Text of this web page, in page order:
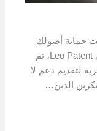
حماية أصولك
الفكرية أكثر أهمية من أي وقت مضى. في Leo Patent، تم
لتقديم دعم لا
الذين…